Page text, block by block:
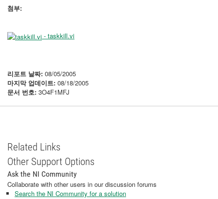
첨부:
- taskkill.vi
리포트 날짜: 08/05/2005
마지막 업데이트: 08/18/2005
문서 번호: 3O4F1MFJ
Related Links
Other Support Options
Ask the NI Community
Collaborate with other users in our discussion forums
Search the NI Community for a solution